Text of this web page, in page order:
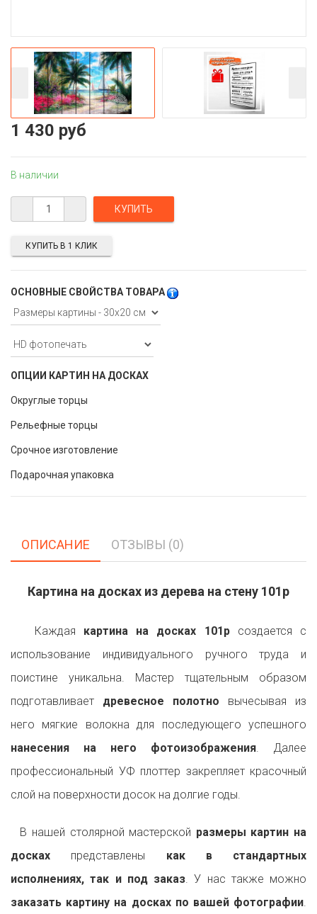
1 430 руб
В наличии
ОСНОВНЫЕ СВОЙСТВА ТОВАРА
ОПЦИИ КАРТИН НА ДОСКАХ
Округлые торцы
Рельефные торцы
Срочное изготовление
Подарочная упаковка
КУПИТЬ В 1 КЛИК
ОПИСАНИЕ ОТЗЫВЫ (0)
Картина на досках из дерева на стену 101p
Каждая картина на досках 101pсоздается с
использование индивидуального ручного труда и
поистине уникальна. Мастер тщательным образом
подготавливает древесное полотно вычесывая из
него мягкие волокна для последующего успешного
нанесения на него фотоизображения. Далее
профессиональный УФ плоттер закрепляет красочный
слой на поверхности досок на долгие годы.
В нашей столярной мастерской размеры картин на
досках представлены как в стандартных
исполнениях, так и под заказ. У нас также можно
заказать картину на досках по вашей фотографии.